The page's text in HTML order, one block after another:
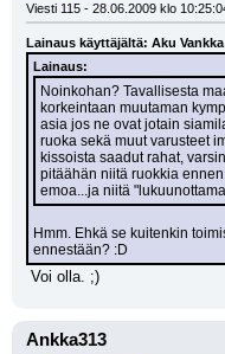
Viesti 115 - 28.06.2009 klo
Lainaus käyttäjältä: Aku Vankka
Lainaus:
Noinkohan? Tavallisesta
korkeintaan muutaman
asia jos ne ovat jotain
ruoka sekä muut varusteet
kissoista saadut rahat,
pitäähän niitä ruokkia
emoa...ja niitä
Hmm. Ehkä se kuitenkin
ennestään? :D
Voi olla. ;)
Ankka313